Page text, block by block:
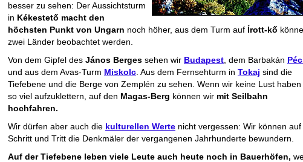
besser zu sehen: Der Aussichtsturm
in Kékestető macht den
höchsten Punkt von Ungarn noch höher, aus dem Turm auf Írott-kő
zwei Länder beobachtet werden.
Von dem Gipfel des János Berges sehen wir Budapest , dem Barbakán
und aus dem Avas-Turm Miskolc . Aus dem Fernsehturm in Tokaj sind die
Tiefebene und die Berge von Zemplén zu sehen. Wenn wir keine Lust haben
so viel aufzuklettern, auf den Magas-Berg können wir mit Seilbahn
hochfahren.
Wir dürfen aber auch die kulturellen Werte nicht vergessen: Wir können auf
Schritt und Tritt die Denkmäler der vergangenen Jahrhunderte bewundern.
Auf der Tiefebene leben viele Leute auch heute noch in Bauerhöfen,